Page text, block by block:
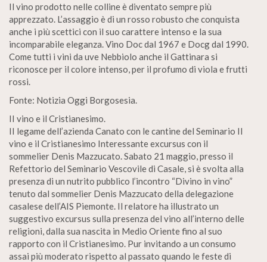
Il vino prodotto nelle colline è diventato sempre più
apprezzato. L’assaggio è di un rosso robusto che conquista
anche i più scettici con il suo carattere intenso e la sua
incomparabile eleganza. Vino Doc dal 1967 e Docg dal 1990.
Come tutti i vini da uve Nebbiolo anche il Gattinara si
riconosce per il colore intenso, per il profumo di viola e frutti
rossi.
Fonte: Notizia Oggi Borgosesia.
II vino e il Cristianesimo.
II legame dell’azienda Canato con le cantine del Seminario II
vino e il Cristianesimo Interessante excursus con il
sommelier Denis Mazzucato. Sabato 21 maggio, presso il
Refettorio del Seminario Vescovile di Casale, si è svolta alla
presenza di un nutrito pubblico l’incontro “Divino in vino”
tenuto dal sommelier Denis Mazzucato della delegazione
casalese dell’AIS Piemonte. Il relatore ha illustrato un
suggestivo excursus sulla presenza del vino all’interno delle
religioni, dalla sua nascita in Medio Oriente fino al suo
rapporto con il Cristianesimo. Pur invitando a un consumo
assai più moderato rispetto al passato quando le feste di